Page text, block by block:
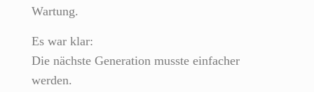
Wartung.
Es war klar:
Die nächste Generation musste einfacher
werden.